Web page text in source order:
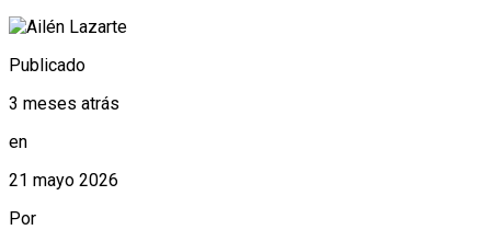
Publicado
3 meses atrás
en
21 mayo 2026
Por